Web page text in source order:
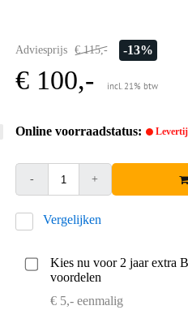
Adviesprijs € 115,- -13%
€ 100,- incl. 21% btw
Online voorraadstatus:
- +
Vergelijken
Kies nu voor 2 jaar extra
voordelen
€ 5,- eenmalig